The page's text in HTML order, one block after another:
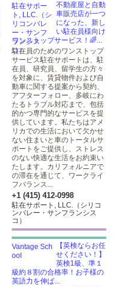
不動産屋と自動
車販売店が一つ
になった、新し
い駐在員様向け
ワンストップサービス！🌈...
駐在員のためのワンストップ
サービス駐在サポートは、駐
在員、研究員、留学生の方々
を対象に、賃貸物件および自
動車に関する提案から契約、
アフターフォロー、多岐にわ
たるトラブル対応まで、包括
的かつ専門的なサービスを提
供しています。私たちはアメ
リカでの生活において欠かせ
ない住まいと車のトータルサ
ポートをご提供し、ストレス
のない快適な生活をお約束い
たします。カリフォルニアで
の滞在を通じて、ワークライ
フバランス...
+1 (415) 412-0998
駐在サポート, LLC.（シリコ
ンバレー・サンフランシス
コ）
【英検ならお任
せください！】
英検1級、準１
級約８割の合格率！お子様の
英語力を伸ば...